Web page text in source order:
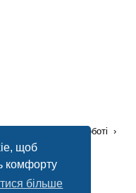
щоб
комфорту
більше
питання в роботі
Limited